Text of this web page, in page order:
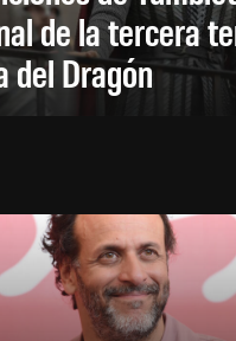
de la tercera
del Dragón